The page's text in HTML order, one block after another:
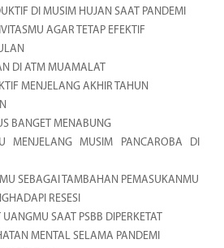
DI MUSIM HUJAN SAAT PANDEMI
AGAR TETAP EFEKTIF
DI ATM MUAMALAT
MENJELANG AKHIR TAHUN
BANGET MENABUNG
MENJELANG MUSIM PANCAROBA DI
SEBAGAI TAMBAHAN PEMASUKANMU
RESESI
SAAT PSBB DIPERKETAT
MENTAL SELAMA PANDEMI